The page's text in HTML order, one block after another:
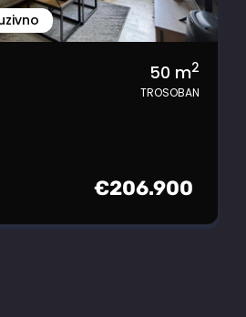
50 m2
TROSOBAN
€206.900